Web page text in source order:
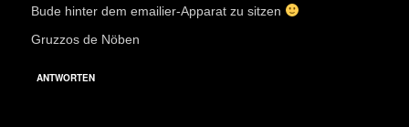
Bude hinter dem emailier-Apparat zu sitzen
Gruzzos de Nöben
ANTWORTEN